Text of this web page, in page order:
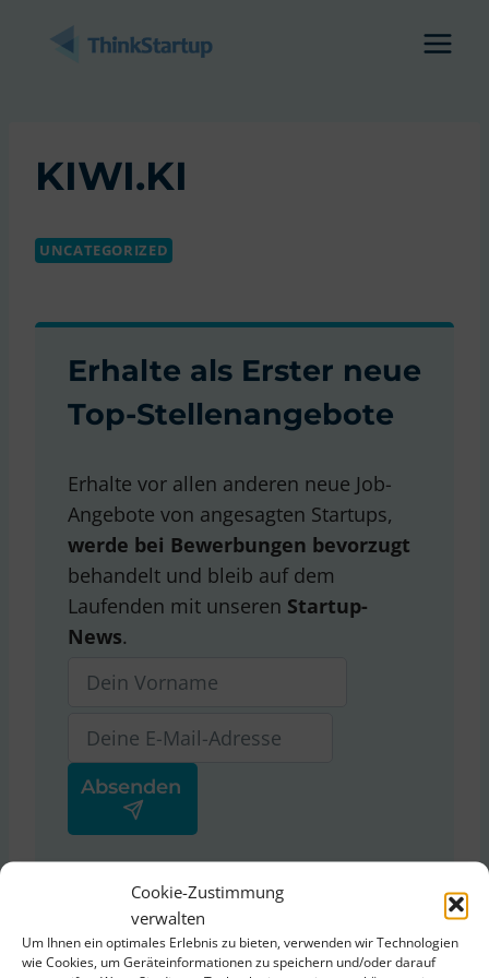
Cookie-Zustimmung
verwalten
Um Ihnen ein optimales Erlebnis zu bieten, verwenden wir Technologien
wie Cookies, um Geräteinformationen zu speichern und/oder darauf
KIWI.KI
UNCATEGORIZED
Erhalte als Erster neue
Top-Stellenangebote
Erhalte vor allen anderen neue Job-
Angebote von angesagten Startups,
werde bei Bewerbungen bevorzugt
behandelt und bleib auf dem
Laufenden mit unseren Startup-
News.
Datenschutzerklärungvon
ThinkStartup zu.